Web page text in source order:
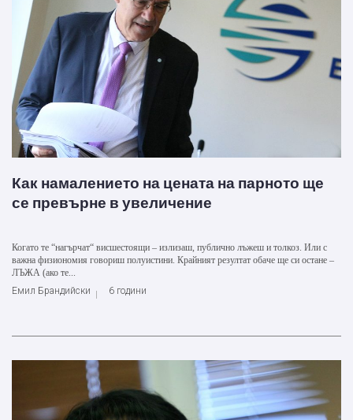
Как намалението на цената на парното ще
се превърне в увеличение
Когато те “нагърчат“ висшестоящи – излизаш, публично лъжеш и толкоз. Или с
важна физиономия говориш полуистини. Крайният резултат обаче ще си остане –
ЛЪЖА (ако те...
Емил Брандийски
6 години